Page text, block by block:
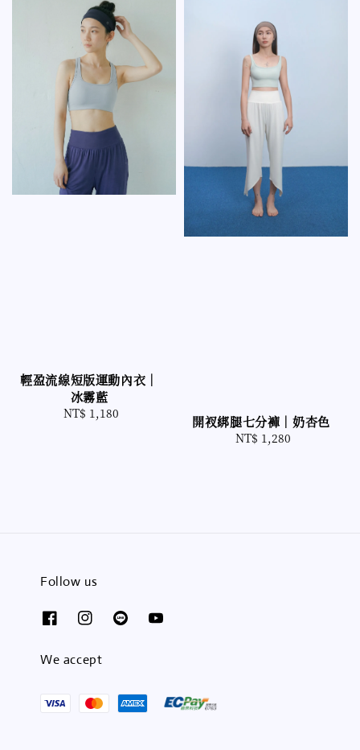
輕盈流線短版運動內衣｜
冰霧藍
Regular
NT$ 1,180 開衩綁腿七分褲｜奶杏色
Regular
NT$ 1,280
Follow us
We accept